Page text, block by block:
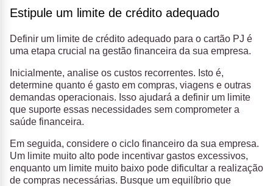
Estipule um limite de crédito adequado
Definir um limite de crédito adequado para o cartão PJ é
uma etapa crucial na gestão financeira da sua empresa.
Inicialmente, analise os custos recorrentes. Isto é,
determine quanto é gasto em compras, viagens e outras
demandas operacionais. Isso ajudará a definir um limite
que suporte essas necessidades sem comprometer a
saúde financeira.
Em seguida, considere o ciclo financeiro da sua empresa.
Um limite muito alto pode incentivar gastos excessivos,
enquanto um limite muito baixo pode dificultar a realização
de compras necessárias. Busque um equilíbrio que